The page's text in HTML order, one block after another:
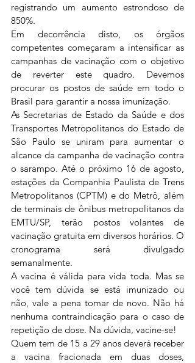
registrando um aumento estrondoso de
850%.
Em decorrência disto, os órgãos
competentes começaram a intensificar as
campanhas de vacinação com o objetivo
de reverter este quadro. Devemos
procurar os postos de saúde em todo o
Brasil para garantir a nossa imunização.
As Secretarias de Estado da Saúde e dos
Transportes Metropolitanos do Estado de
São Paulo se uniram para aumentar o
alcance da campanha de vacinação contra
o sarampo. Até o próximo 16 de agosto,
estações da Companhia Paulista de Trens
Metropolitanos (CPTM) e do Metrô, além
de terminais de ônibus metropolitanos da
EMTU/SP, terão postos volantes de
vacinação gratuita em diversos horários. O
cronograma será divulgado
semanalmente.
A vacina é válida para vida toda. Mas se
você tem dúvida se está imunizado ou
não, vale a pena tomar de novo. Não há
nenhuma contraindicação para o caso de
repetição de dose. Na dúvida, vacine-se!
Quem tem de 15 a 29 anos deverá receber
a vacina fracionada em duas doses,